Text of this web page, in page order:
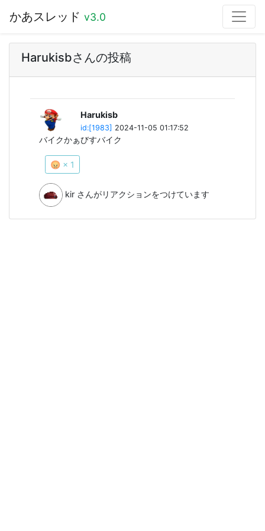
かあスレッド v3.0
Harukisbさんの投稿
Harukisb
id:[1983] 2024-11-05 01:17:52
バイクかぁびすバイク
😡 × 1
kir さんがリアクションをつけています